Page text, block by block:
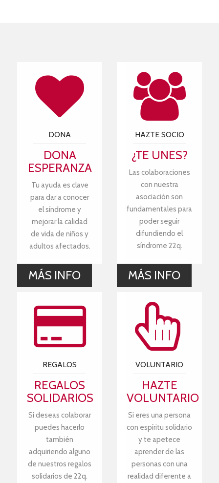
DONA
DONA
ESPERANZA
Tu ayuda es clave
para dar a conocer
el síndrome y
mejorar la calidad
de vida de niños y
adultos afectados.
MÁS INFO
HAZTE SOCIO
¿TE UNES?
Las colaboraciones
con nuestra
asociación son
fundamentales para
poder seguir
difundiendo el
síndrome 22q.
MÁS INFO
REGALOS
REGALOS
SOLIDARIOS
Si deseas colaborar
puedes hacerlo
también
adquiriendo alguno
de nuestros regalos
solidarios de 22q.
VOLUNTARIO
HAZTE
VOLUNTARIO
Si eres una persona
con espíritu solidario
y te apetece
aprender de las
personas con una
realidad diferente a